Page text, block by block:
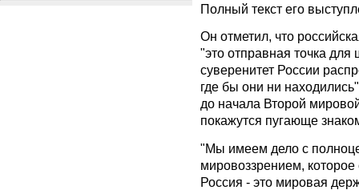
Полный текст его
Он отметил, что
"это отправная точка для
суверенитет России
где бы они ни
до начала Второй
покажутся пугающе
"Мы имеем дело с
мировоззрением,
Россия - это мировая